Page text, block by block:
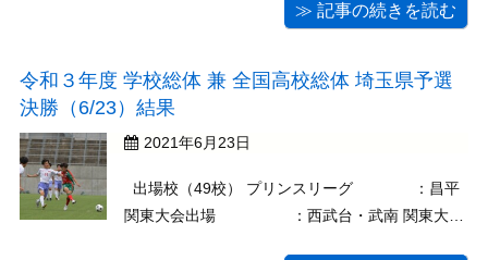
≫ 記事の続きを読む
令和３年度 学校総体 兼 全国高校総体 埼玉県予選
決勝（6/23）結果
2021年6月23日
出場校（49校） プリンスリーグ ：昌平
関東大会出場 ：西武台・武南 関東大会